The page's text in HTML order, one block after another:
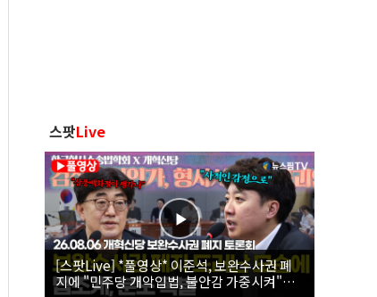
스팟Live
[스팟Live] *풀영상* 이준석, 보완수사권 폐
지에 "민주당 개악입법, 불안감 가중시켜"｜